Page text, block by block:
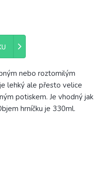
nebo roztomilým
e lehký ale přesto velice
potiskem. Je vhodný jak
hrníčku je 330ml.